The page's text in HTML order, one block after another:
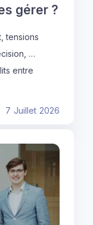
gérer ?
tensions
…
entre
7 Juillet 2026